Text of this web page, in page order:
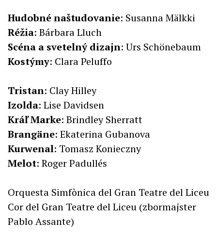
Hudobné naštudovanie: Susanna Mälkki
Réžia: Bárbara Lluch
Scéna a svetelný dizajn: Urs Schönebaum
Kostýmy: Clara Peluffo
Tristan: Clay Hilley
Izolda: Lise Davidsen
KráľMarke: Brindley Sherratt
Brangäne: Ekaterina Gubanova
Kurwenal: Tomasz Konieczny
Melot: Roger Padullés
Orquesta Simfònica del Gran Teatre del Liceu
Cor del Gran Teatre del Liceu (zbormajster
Pablo Assante)